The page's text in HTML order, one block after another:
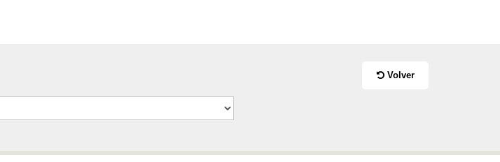
Volver